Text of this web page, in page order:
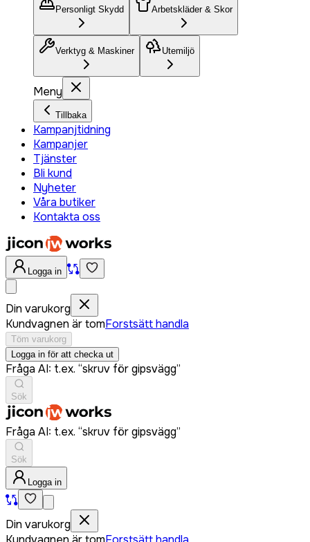
Personligt Skydd Arbetskläder & Skor
Verktyg & Maskiner Utemiljö
Meny
Tillbaka
Kampanjtidning
Kampanjer
Tjänster
Bli kund
Nyheter
Våra butiker
Kontakta oss
Logga in
Din varukorg
Kundvagnen är tomForstsätt handla
Töm varukorg
Logga in för att checka ut
Fråga AI: t.ex. “skruv för gipsvägg”
Sök
Fråga AI: t.ex. “skruv för gipsvägg”
Sök
Logga in
Din varukorg